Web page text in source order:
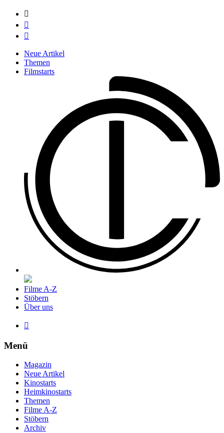



Neue Artikel
Themen
Filmstarts
Filme A-Z
Stöbern
Über uns

Menü
Magazin
Neue Artikel
Kinostarts
Heimkinostarts
Themen
Filme A-Z
Stöbern
Archiv